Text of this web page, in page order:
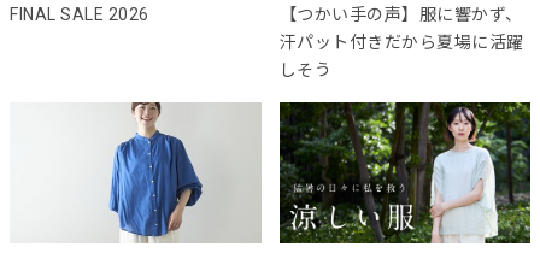
FINAL SALE 2026
【つかい手の声】服に響かず、
汗パット付きだから夏場に活躍
しそう